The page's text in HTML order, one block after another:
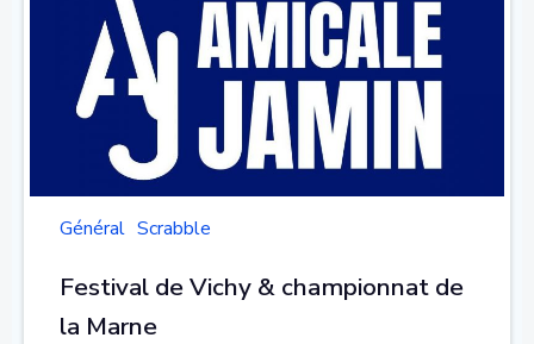
Général Scrabble
Festival de Vichy & championnat de
la Marne